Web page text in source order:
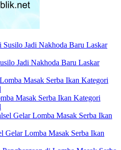
Jadi Nakhoda Baru Laskar
Masak Serba Ikan Kategori
Gelar Lomba Masak Serba Ikan